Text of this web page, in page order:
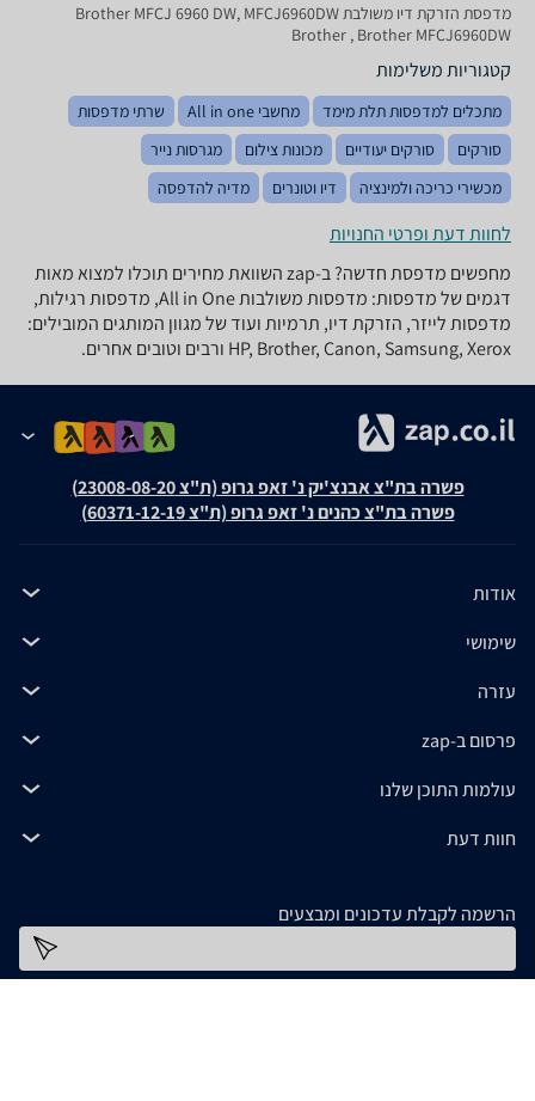
‏מדפסת הזרקת דיו ‏משולבת Brother MFCJ 6960 DW, MFCJ6960DW
Brother , Brother MFCJ6960DW
קטגוריות משלימות
מתכלים למדפסות תלת מימד מחשבי All in one
שרתי מדפסות
סורקים
סורקים יעודיים מכונות צילום
מגרסות נייר
מכשירי כריכה ולמינציה
דיו וטונרים מדיה להדפסה
לחוות דעת ופרטי החנויות
מחפשים מדפסת חדשה? ב-zap השוואת מחירים תוכלו למצוא מאות
דגמים של מדפסות: מדפסות משולבות All in One, מדפסות רגילות,
מדפסות לייזר, הזרקת דיו, תרמיות ועוד של מגוון המותגים המובילים:
HP, Brother, Canon, Samsung, Xerox ורבים וטובים אחרים.
פשרה בת"צ אבנצ'יק נ' זאפ גרופ (ת"צ 23008-08-20)
פשרה בת"צ כהנים נ' זאפ גרופ (ת"צ 60371-12-19)
אודות
שימושי
עזרה
פרסום ב-zap
עולמות התוכן שלנו
חוות דעת
הרשמה לקבלת עדכונים ומבצעים